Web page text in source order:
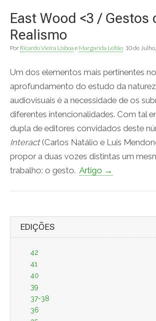
East Wood <3 / Gestos
Realismo
Por Ricardo Vieira Lisboa e Margarida Leitão 10 de
Um dos elementos mais pertinentes no
aprofundamento do estudo da
audiovisuais é a necessidade de os
diferentes intencionalidades. Com tal
dupla de editores convidados deste
Interact(Carlos Natálio e Luís
propor a duas vozes distintas um
trabalho: o gesto. Artigo →
EDIÇÕES
42
41
40
39
37-38
36